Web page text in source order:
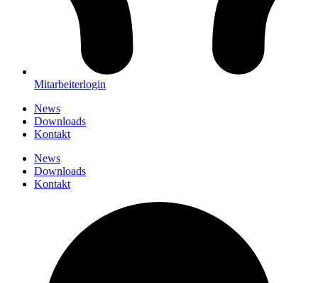
Mitarbeiterlogin
News
Downloads
Kontakt
News
Downloads
Kontakt